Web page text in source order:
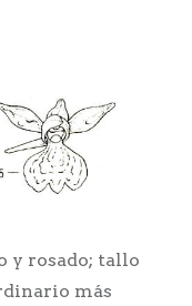
y rosado; tallo
más